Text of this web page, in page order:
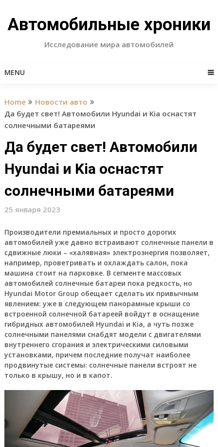
content
Автомобильные хроники
Исследование мира автомобилей
MENU
Home
Новости авто
Да будет свет! Автомобили Hyundai и Kia оснастят
солнечными батареями
Да будет свет! Автомобили
Hyundai и Kia оснастят
солнечными батареями
25 января 2023
Производители премиальных и просто дорогих
автомобилей уже давно встраивают солнечные панели в
сдвижные люки – «халявная» электроэнергия позволяет,
например, проветривать и охлаждать салон, пока
машина стоит на парковке. В сегменте массовых
автомобилей солнечные батареи пока редкость, но
Hyundai Motor Group обещает сделать их привычным
явлением: уже в следующем панорамные крыши со
встроенной солнечной батареей войдут в оснащение
гибридных автомобилей Hyundai и Kia, а чуть позже
солнечными панелями снабдят модели с двигателями
внутреннего сгорания и электрическими силовыми
установками, причем последние получат наиболее
продвинутые системы: солнечные панели встроят не
только в крышу, но и в капот.